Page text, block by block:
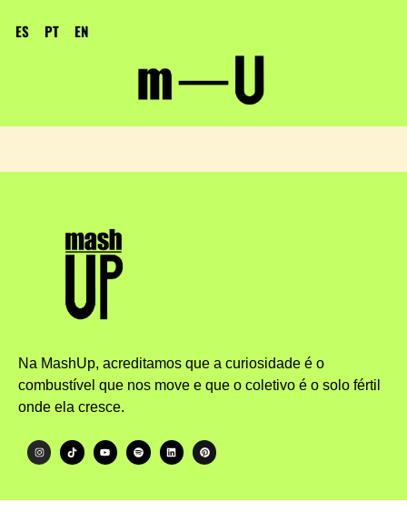
ES PT EN
Na MashUp, acreditamos que a curiosidade é o
combustível que nos move e que o coletivo é o solo fértil
onde ela cresce.